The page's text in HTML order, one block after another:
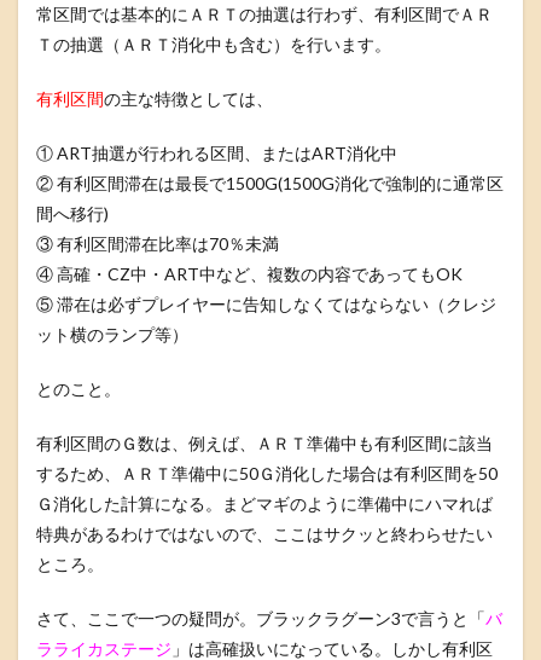
常区間では基本的にＡＲＴの抽選は行わず、有利区間でＡＲ
Ｔの抽選（ＡＲＴ消化中も含む）を行います。
有利区間の主な特徴としては、
① ART抽選が行われる区間、またはART消化中
② 有利区間滞在は最長で1500G(1500G消化で強制的に通常区
間へ移行)
③ 有利区間滞在比率は70％未満
④ 高確・CZ中・ART中など、複数の内容であってもOK
⑤ 滞在は必ずプレイヤーに告知しなくてはならない（クレジ
ット横のランプ等）
とのこと。
有利区間のＧ数は、例えば、ＡＲＴ準備中も有利区間に該当
するため、ＡＲＴ準備中に50Ｇ消化した場合は有利区間を50
Ｇ消化した計算になる。まどマギのように準備中にハマれば
特典があるわけではないので、ここはサクッと終わらせたい
ところ。
さて、ここで一つの疑問が。ブラックラグーン3で言うと「バ
ラライカステージ 」は高確扱いになっている。しかし有利区